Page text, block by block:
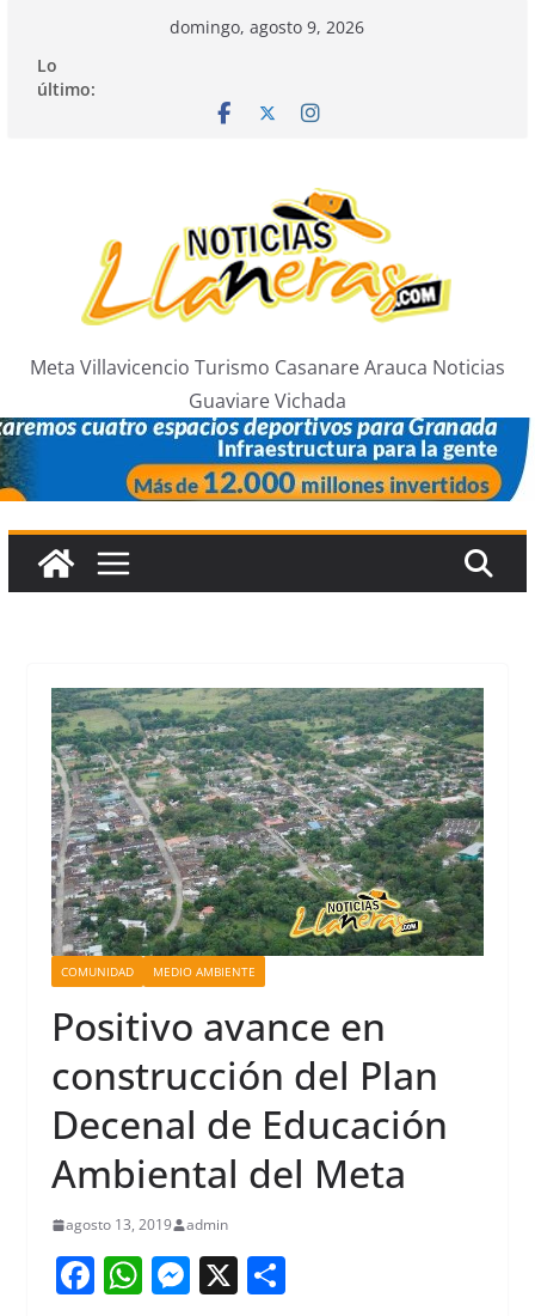
contenido
domingo, agosto 9, 2026
Lo
último:
Meta Villavicencio Turismo Casanare Arauca Noticias
Guaviare Vichada
COMUNIDAD MEDIO AMBIENTE
Positivo avance en
construcción del Plan
Decenal de Educación
Ambiental del Meta
agosto 13, 2019 admin
F W M X S